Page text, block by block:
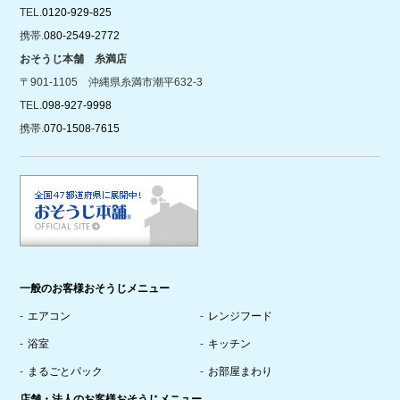
TEL.0120-929-825
携帯.080-2549-2772
おそうじ本舗 糸満店
〒901-1105 沖縄県糸満市潮平632-3
TEL.098-927-9998
携帯.070-1508-7615
一般のお客様おそうじメニュー
エアコン レンジフード
浴室 キッチン
まるごとパック お部屋まわり